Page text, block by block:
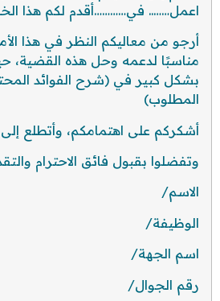
اعمل…….. في…………أقدم لكم هذا
أرجو من معاليكم النظر في هذا
مناسبًا لدعمه وحل هذه
بشكل كبير في (شرح الفوائد
المطلوب)
أشكركم على اهتمامكم، وأتطلع إلى
وتفضلوا بقبول فائق الاحترام
الاسم/
الوظيفة/
اسم الجهة/
رقم الجوال/